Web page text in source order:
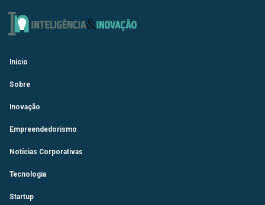
Início
Sobre
Inovação
Empreendedorismo
Notícias Corporativas
Tecnologia
Startup